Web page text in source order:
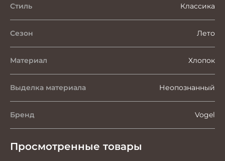
Стиль Классика
Сезон Лето
Материал Хлопок
Выделка материала Неопознанный
Бренд Vogel
Просмотренные товары